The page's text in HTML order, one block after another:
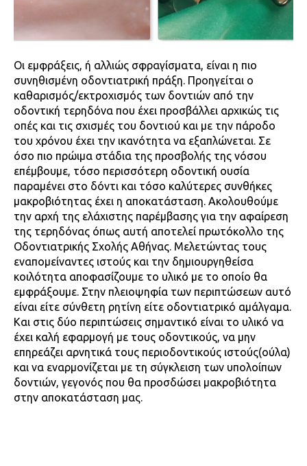
Οι εμφράξεις, ή αλλιώς σφραγίσματα, είναι η πιο
συνηθισμένη οδοντιατρική πράξη. Προηγείται ο
καθαρισμός/εκτροχισμός των δοντιών από την
οδοντική τερηδόνα που έχει προσβάλλει αρχικώς τις
οπές και τις σχισμές του δοντιού και με την πάροδο
του χρόνου έχει την ικανότητα να εξαπλώνεται. Σε
όσο πιο πρώιμα στάδια της προσβολής της νόσου
επέμβουμε, τόσο περισσότερη οδοντική ουσία
παραμένει στο δόντι και τόσο καλύτερες συνθήκες
μακροβιότητας έχει η αποκατάσταση. Ακολουθούμε
την αρχή της ελάχιστης παρέμβασης για την αφαίρεση
της τερηδόνας όπως αυτή αποτελεί πρωτόκολλο της
Οδοντιατρικής Σχολής Αθήνας. Μελετώντας τους
εναπομείναντες ιστούς και την δημιουργηθείσα
κοιλότητα αποφασίζουμε το υλικό με το οποίο θα
εμφράξουμε. Στην πλειοψηφία των περιπτώσεων αυτό
είναι είτε σύνθετη ρητίνη είτε οδοντιατρικό αμάλγαμα.
Και στις δύο περιπτώσεις σημαντικό είναι το υλικό να
έχει καλή εφαρμογή με τους οδοντικούς, να μην
επηρεάζει αρνητικά τους περιοδοντικούς ιστούς(ούλα)
και να εναρμονίζεται με τη σύγκλειση των υπολοίπων
δοντιών, γεγονός που θα προσδώσει μακροβιότητα
στην αποκατάσταση μας.